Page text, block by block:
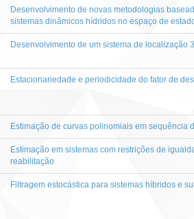
Desenvolvimento de novas metodologias
sistemas dinâmicos hídridos no espaço de
Desenvolvimento de um sistema de localização
Estacionariedade e periodicidade do fator de
Estimação de curvas polinomiais em sequência
Estimação em sistemas com restrições de
reabilitação
Filtragem estocástica para sistemas híbridos e